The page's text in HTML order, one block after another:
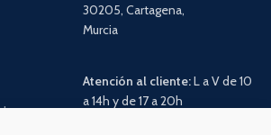
30205, Cartagena,
Murcia
Atención al cliente:L a V de 10
a 14h y de 17 a 20h